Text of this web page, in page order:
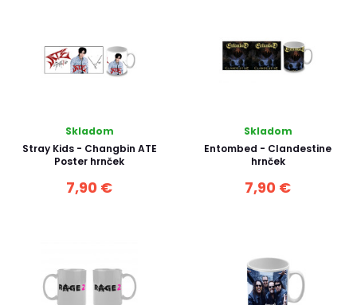
Skladom
Stray Kids - Changbin ATE
Poster hrnček
7,90 €
Skladom
Entombed - Clandestine
hrnček
7,90 €